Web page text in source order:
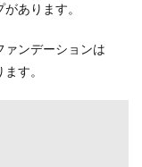
あります。
ァンデーションは
す。